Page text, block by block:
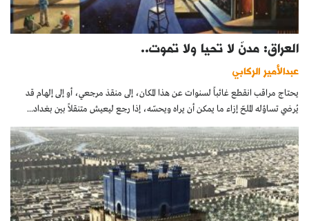
العراق: مدنٌ لا تحيا ولا تموت..
عبدالأمير الركابي
يحتاج مراقب انقطع غائباً لسنوات عن هذا المكان، إلى منقذ مرجعي، أو إلى إلهام قد
يُرضي تساؤله الملحّ إزاء ما يمكن أن يراه ويحسّه، إذا رجع ليعيش متنقلاً بين بغداد...